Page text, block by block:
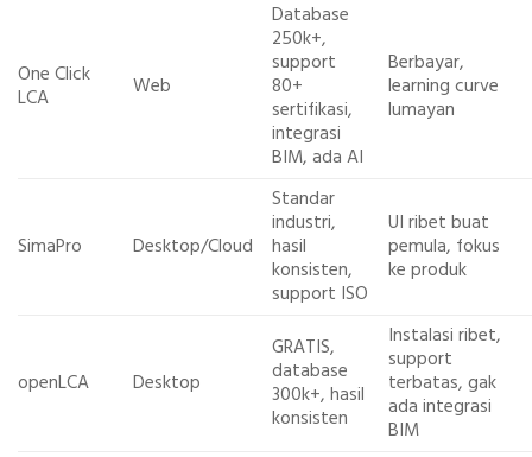
One Click
LCA
Web
Database
250k+,
support
80+
sertifikasi,
integrasi
BIM, ada AI
Berbayar,
learning curve
lumayan
SimaPro Desktop/Cloud
Standar
industri,
hasil
konsisten,
support ISO
UI ribet buat
pemula, fokus
ke produk
openLCA Desktop
GRATIS,
database
300k+, hasil
konsisten
Instalasi ribet,
support
terbatas, gak
ada integrasi
BIM